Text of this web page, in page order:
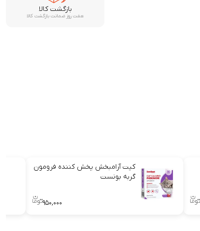
بازگشت کالا
هفت روز ضمانت بازگشت کالا
کیت آرامبخش پخش کننده فرومون
گربه بونست
۹۵۰,۰۰۰